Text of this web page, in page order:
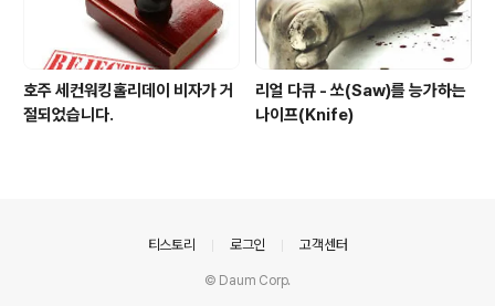
호주 세컨워킹홀리데이 비자가 거
절되었습니다.
리얼 다큐 - 쏘(Saw)를 능가하는
나이프(Knife)
티스토리 로그인 고객센터
© Daum Corp.